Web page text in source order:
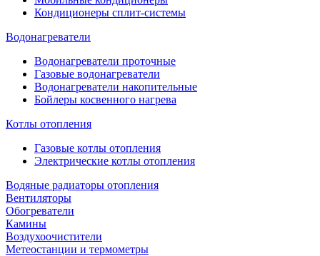
Кондиционеры сплит-системы
Водонагреватели
Водонагреватели проточные
Газовые водонагреватели
Водонагреватели накопительные
Бойлеры косвенного нагрева
Котлы отопления
Газовые котлы отопления
Электрические котлы отопления
Водяные радиаторы отопления
Вентиляторы
Обогреватели
Камины
Воздухоочистители
Метеостанции и термометры